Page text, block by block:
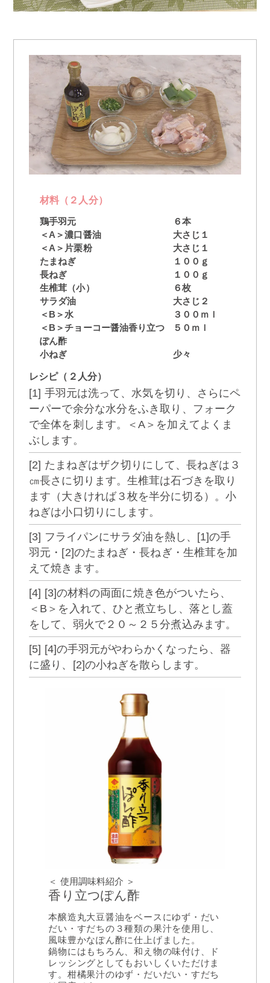
材料（２人分）
鶏手羽元
６本
＜A＞濃口醤油
大さじ１
＜A＞片栗粉
大さじ１
たまねぎ
１００ｇ
長ねぎ
１００ｇ
生椎茸（小）
６枚
サラダ油
大さじ２
＜B＞水
３００ｍｌ
＜B＞チョーコー醤油香り立つ
ぽん酢
５０ｍｌ
小ねぎ 少々
レシピ（２人分）
[1] 手羽元は洗って、水気を切り、さらにペ
ーパーで余分な水分をふき取り、フォーク
で全体を刺します。＜A＞を加えてよくま
ぶします。
[2] たまねぎはザク切りにして、長ねぎは３
㎝長さに切ります。生椎茸は石づきを取り
ます（大きければ３枚を半分に切る）。小
ねぎは小口切りにします。
[3] フライパンにサラダ油を熱し、[1]の手
羽元・[2]のたまねぎ・長ねぎ・生椎茸を加
えて焼きます。
[4] [3]の材料の両面に焼き色がついたら、
＜B＞を入れて、ひと煮立ちし、落とし蓋
をして、弱火で２０～２５分煮込みます。
[5] [4]の手羽元がやわらかくなったら、器
に盛り、[2]の小ねぎを散らします。
＜ 使用調味料紹介 ＞
香り立つぽん酢
本醸造丸大豆醤油をベースにゆず・だい
だい・すだちの３種類の果汁を使用し、
風味豊かなぽん酢に仕上げました。
鍋物にはもちろん、和え物の味付け、ド
レッシングとしてもおいしくいただけま
す。柑橘果汁のゆず・だいだい・すだち